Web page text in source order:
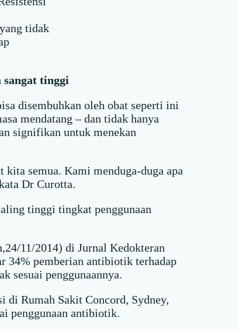
tidak
tinggi
disembuhkan oleh obat seperti ini
mendatang – dan tidak hanya
signifikan untuk menekan
semua. Kami menduga-duga apa
Dr Curotta.
tinggi tingkat penggunaan
11/2014) di Jurnal Kedokteran
34% pemberian antibiotik terhadap
sesuai penggunaannya.
di Rumah Sakit Concord, Sydney,
penggunaan antibiotik.